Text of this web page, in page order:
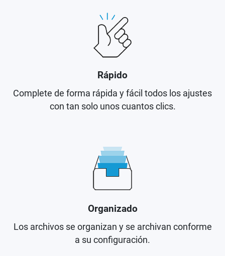
Rápido
Complete de forma rápida y fácil todos los ajustes
con tan solo unos cuantos clics.
Organizado
Los archivos se organizan y se archivan conforme
a su configuración.